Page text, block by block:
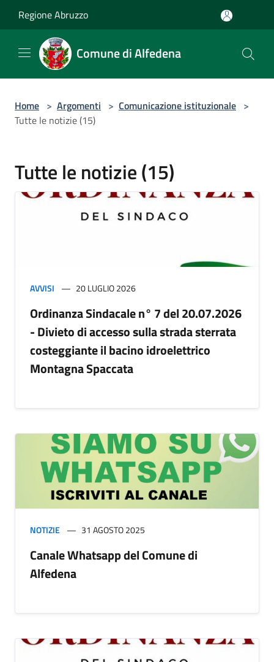
Regione Abruzzo
Comune di Alfedena
Home > Argomenti > Comunicazione istituzionale >
Tutte le notizie (15)
Tutte le notizie (15)
AVVISI 20 LUGLIO 2026
Ordinanza Sindacale n° 7 del 20.07.2026
- Divieto di accesso sulla strada sterrata
costeggiante il bacino idroelettrico
Montagna Spaccata
NOTIZIE 31 AGOSTO 2025
Canale Whatsapp del Comune di
Alfedena